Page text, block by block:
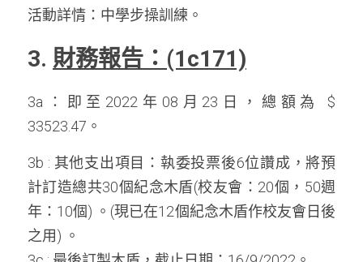
活動詳情：中學步操訓練。
3. 財務報告：(1c171)
3a：即至2022年08月23日，總額為 $
33523.47。
3b : 其他支出項目：執委投票後6位讚成，將預
計訂造總共30個紀念木盾(校友會：20個，50週
年：10個) 。(現已在12個紀念木盾作校友會日後
之用) 。